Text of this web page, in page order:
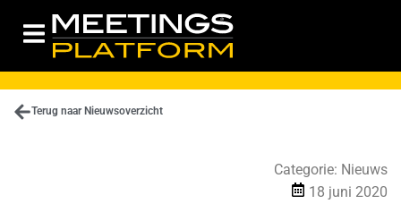
Terug naar Nieuwsoverzicht
Categorie: Nieuws
18 juni 2020